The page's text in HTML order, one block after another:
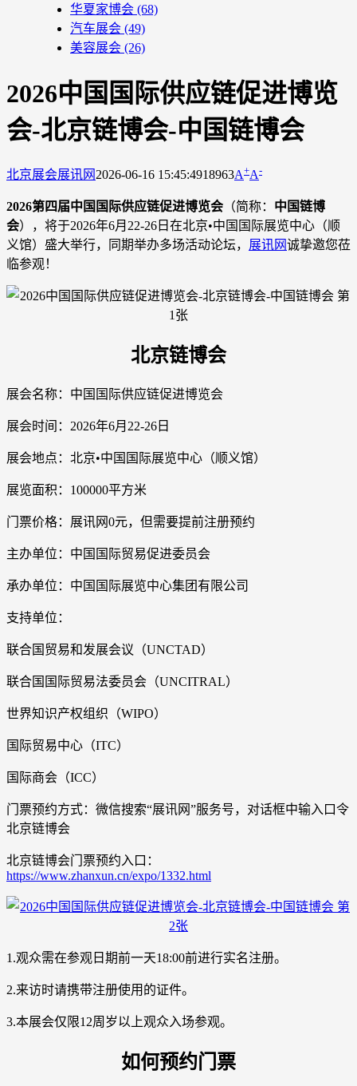
华夏家博会 (68)
汽车展会 (49)
美容展会 (26)
2026中国国际供应链促进博览
会-北京链博会-中国链博会
北京展会展讯网 2026-06-16 15:45:4918963A+A-
2026第四届中国国际供应链促进博览会 （简称： 中国链博
会），将于2026年6月22-26日在北京•中国国际展览中心（顺
义馆）盛大举行，同期举办多场活动论坛， 展讯网诚挚邀您莅
临参观！
北京链博会
展会名称：中国国际供应链促进博览会
展会时间：2026年6月22-26日
展会地点：北京•中国国际展览中心（顺义馆）
展览面积：100000平方米
门票价格：展讯网0元，但需要提前注册预约
主办单位：中国国际贸易促进委员会
承办单位：中国国际展览中心集团有限公司
支持单位：
联合国贸易和发展会议（UNCTAD）
联合国国际贸易法委员会（UNCITRAL）
世界知识产权组织（WIPO）
国际贸易中心（ITC）
国际商会（ICC）
门票预约方式：微信搜索“展讯网”服务号，对话框中输入口令
北京链博会
北京链博会门票预约入口：
https://www.zhanxun.cn/expo/1332.html
1.观众需在参观日期前一天18:00前进行实名注册。
2.来访时请携带注册使用的证件。
3.本展会仅限12周岁以上观众入场参观。
如何预约门票